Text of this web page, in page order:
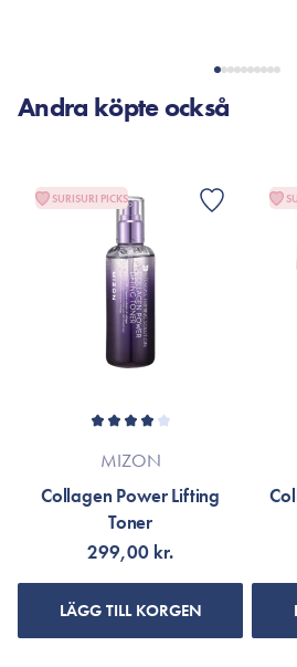
Andra köpte också
SURISURI PICKS
MIZON
Collagen Power Lifting
Toner
299,00 kr.
LÄGG TILL KORGEN